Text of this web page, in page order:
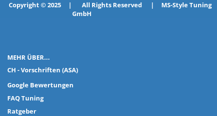
Copyright © 2025 | All Rights Reserved | MS-Style Tuning
GmbH
MEHR ÜBER...
CH - Vorschriften (ASA)
Google Bewertungen
FAQ Tuning
Ratgeber